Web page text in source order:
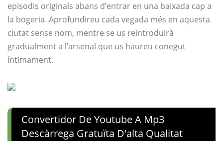
episodis originals abans d’entrar en una baixada cap a
la bogeria. Aprofundireu cada vegada més en aquesta
ciutat sense nom, mentre se us reintroduirà
gradualment a l’arsenal que us haureu conegut
íntimament.
Convertidor De Youtube A Mp3
Descàrrega Gratuïta D'alta Qualitat